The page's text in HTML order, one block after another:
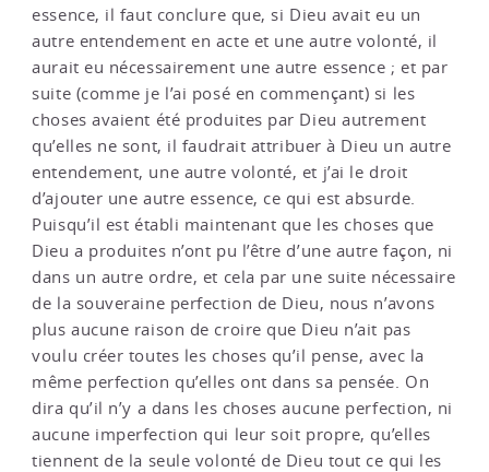
essence, il faut conclure que, si Dieu avait eu un
autre entendement en acte et une autre volonté, il
aurait eu nécessairement une autre essence ; et par
suite (comme je l’ai posé en commençant) si les
choses avaient été produites par Dieu autrement
qu’elles ne sont, il faudrait attribuer à Dieu un autre
entendement, une autre volonté, et j’ai le droit
d’ajouter une autre essence, ce qui est absurde.
Puisqu’il est établi maintenant que les choses que
Dieu a produites n’ont pu l’être d’une autre façon, ni
dans un autre ordre, et cela par une suite nécessaire
de la souveraine perfection de Dieu, nous n’avons
plus aucune raison de croire que Dieu n’ait pas
voulu créer toutes les choses qu’il pense, avec la
même perfection qu’elles ont dans sa pensée. On
dira qu’il n’y a dans les choses aucune perfection, ni
aucune imperfection qui leur soit propre, qu’elles
tiennent de la seule volonté de Dieu tout ce qui les